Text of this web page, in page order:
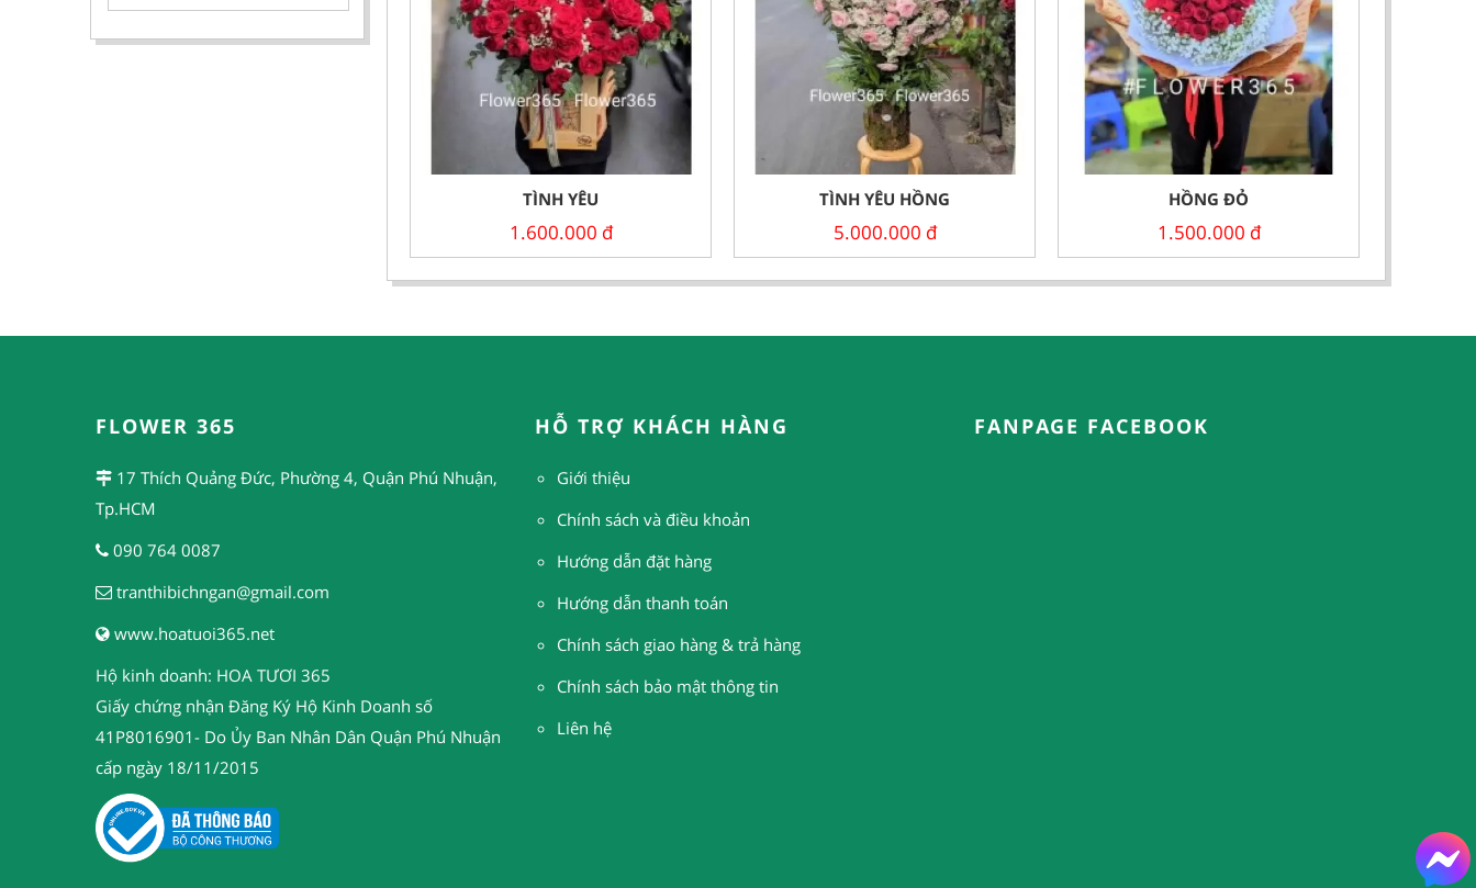
TÌNH YÊU
1.600.000 đ
TÌNH YÊU HỒNG
5.000.000 đ
HỒNG ĐỎ
1.500.000 đ
FLOWER 365
17 Thích Quảng Đức, Phường 4, Quận Phú Nhuận,
Tp.HCM
090 764 0087
tranthibichngan@gmail.com
www.hoatuoi365.net
Hộ kinh doanh: HOA TƯƠI 365
Giấy chứng nhận Đăng Ký Hộ Kinh Doanh số
41P8016901- Do Ủy Ban Nhân Dân Quận Phú Nhuận
cấp ngày 18/11/2015
HỖ TRỢ KHÁCH HÀNG
Giới thiệu
Chính sách và điều khoản
Hướng dẫn đặt hàng
Hướng dẫn thanh toán
Chính sách giao hàng & trả hàng
Chính sách bảo mật thông tin
Liên hệ
FANPAGE FACEBOOK